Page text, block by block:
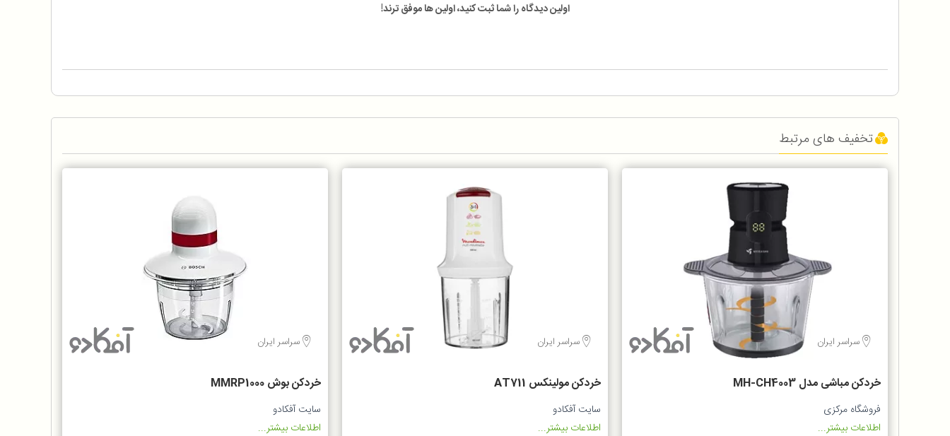
اولین دیدگاه را شما ثبت کنید، اولین ها موفق ترند!
تخفیف های مرتبط
سراسر ایران
خردکن مباشی مدل MH-CH4003
فروشگاه مرکزی
اطلاعات بیشتر...
سراسر ایران
خردکن مولینکس AT711
سایت آفکادو
اطلاعات بیشتر...
سراسر ایران
خردکن بوش MMRP1000
سایت آفکادو
اطلاعات بیشتر...